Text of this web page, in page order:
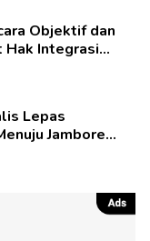
Objektif dan
Integrasi
Lepas
Jambore